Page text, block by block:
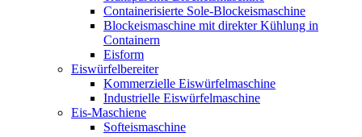
Containerisierte Sole-Blockeismaschine
Blockeismaschine mit direkter Kühlung in
Containern
Eisform
Eiswürfelbereiter
Kommerzielle Eiswürfelmaschine
Industrielle Eiswürfelmaschine
Eis-Maschiene
Softeismaschine